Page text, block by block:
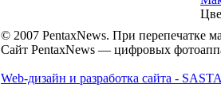
© 2007 PentaxNews. При перепечатке
Сайт PentaxNews — цифровых
Web-дизайн и разработка сайта -